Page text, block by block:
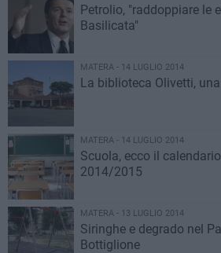
Petrolio, "raddoppiare le
Basilicata"
MATERA - 14 LUGLIO 2014
La biblioteca Olivetti,
MATERA - 14 LUGLIO 2014
Scuola, ecco il
2014/2015
MATERA - 13 LUGLIO 2014
Siringhe e degrado nel
Bottiglione